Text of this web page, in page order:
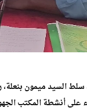
السيد ميمون
على أنشطة المكتب